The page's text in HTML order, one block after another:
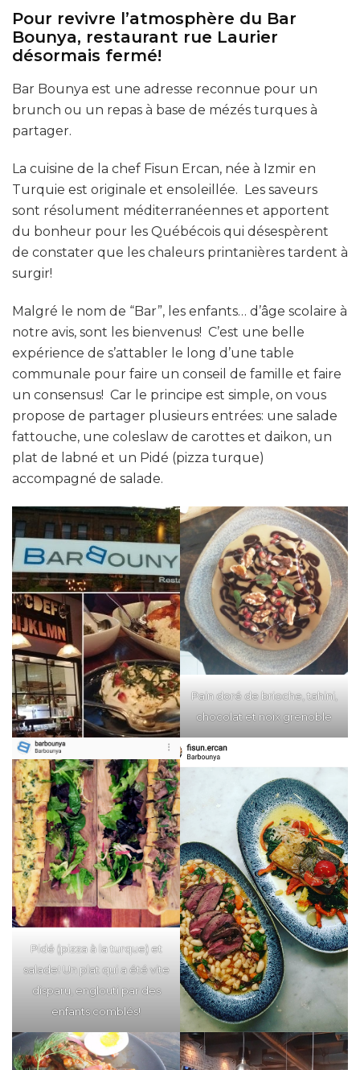
Pour revivre l’atmosphère du Bar
Bounya, restaurant rue Laurier
désormais fermé!
Bar Bounya est une adresse reconnue pour un
brunch ou un repas à base de mézés turques à
partager.
La cuisine de la chef Fisun Ercan, née à Izmir en
Turquie est originale et ensoleillée. Les saveurs
sont résolument méditerranéennes et apportent
du bonheur pour les Québécois qui désespèrent
de constater que les chaleurs printanières tardent à
surgir!
Malgré le nom de “Bar”, les enfants… d’âge scolaire à
notre avis, sont les bienvenus! C’est une belle
expérience de s’attabler le long d’une table
communale pour faire un conseil de famille et faire
un consensus! Car le principe est simple, on vous
propose de partager plusieurs entrées: une salade
fattouche, une coleslaw de carottes et daikon, un
plat de labné et un Pidé (pizza turque)
accompagné de salade.
Pain doré de brioche, tahini,
chocolat et noix grenoble
Pidé (pizza à la turque) et
salade! Un plat qui a été vite
disparu, englouti par des
enfants comblés!